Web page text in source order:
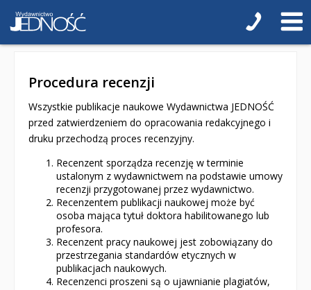
Teologia
NOWOŚCI
ZAPOWIEDZI
QUIZY, ŁAMIGŁÓWKI TERAZ -35% TANIEJ
KAKADU - książki interaktywne z piórem
JUPI JO! - książki kartonowe dla najmłodszych
POP-UP
Adwent i Boże Narodzenie
Procedura recenzji
Wszystkie publikacje naukowe Wydawnictwa JEDNOŚĆ
przed zatwierdzeniem do opracowania redakcyjnego i
druku przechodzą proces recenzyjny.
Recenzent sporządza recenzję w terminie
ustalonym z wydawnictwem na podstawie umowy
recenzji przygotowanej przez wydawnictwo.
Recenzentem publikacji naukowej może być
osoba mająca tytuł doktora habilitowanego lub
profesora.
Recenzent pracy naukowej jest zobowiązany do
przestrzegania standardów etycznych w
publikacjach naukowych.
Recenzenci proszeni są o ujawnianie plagiatów,